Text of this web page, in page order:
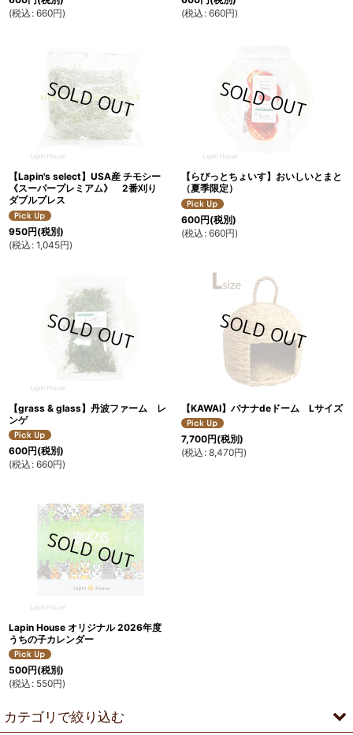
(税込 : 660円)
(税込 : 660円)
【Lapin's select】USA産 チモシー
《スーパープレミアム》 2番刈り
ダブルプレス
950円(税別)
(税込 : 1,045円)
【らびっとちょいす】おいしいとまと
（夏季限定）
600円(税別)
(税込 : 660円)
【grass & glass】丹波ファーム レ
ンゲ
600円(税別)
(税込 : 660円)
【KAWAI】バナナdeドーム Lサイズ
7,700円(税別)
(税込 : 8,470円)
Lapin House オリジナル 2026年度
うちの子カレンダー
500円(税別)
(税込 : 550円)
カテゴリで絞り込む